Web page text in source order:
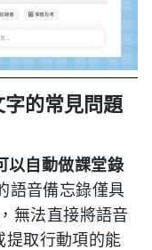
的常見問題
以自動做課堂錄
語音備忘錄僅具
無法直接將語音
提取行動項的能